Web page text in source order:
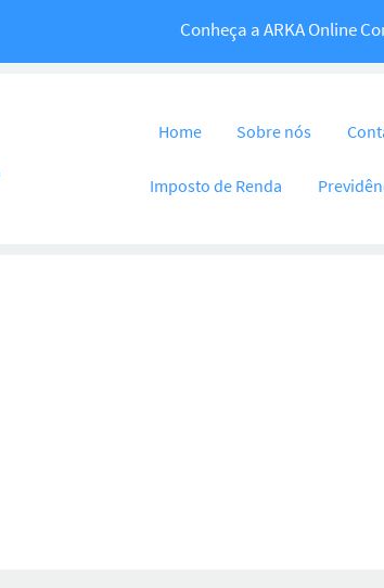
Temos um recado
Conheça a ARKA Online
Home Sobre nós
Imposto de Renda